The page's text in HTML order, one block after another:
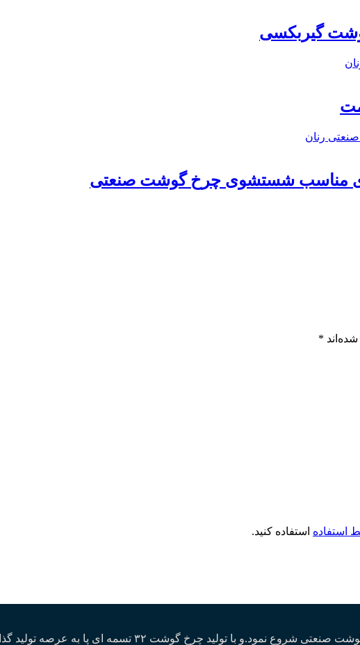
گیربکسی
مناسب شستشوی چرخ گوشت صنعتی
*
استفاده استفاده کنید.
گروه تولیدی رنان. از سال۱۳۸۲ فعالیت خود را در عرصه تولید چرخ